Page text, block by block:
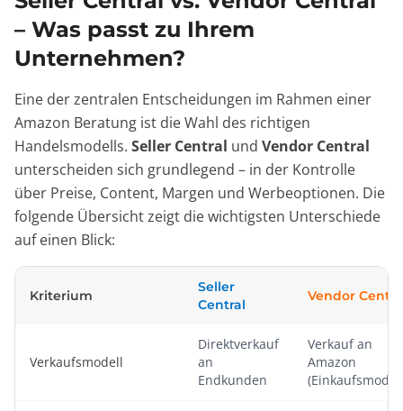
– Was passt zu Ihrem
Unternehmen?
Eine der zentralen Entscheidungen im Rahmen einer
Amazon Beratung ist die Wahl des richtigen
Handelsmodells. Seller Central und Vendor Central
unterscheiden sich grundlegend – in der Kontrolle
über Preise, Content, Margen und Werbeoptionen. Die
folgende Übersicht zeigt die wichtigsten Unterschiede
auf einen Blick:
Kriterium
Seller
Central
Vendor
Verkaufsmodell
Direktverkauf
an
Endkunden
Verkauf an
Amazon